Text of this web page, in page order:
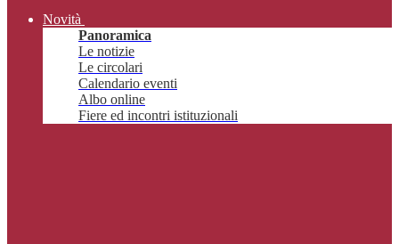
Novità
Panoramica
Le notizie
Le circolari
Calendario eventi
Albo online
Fiere ed incontri istituzionali